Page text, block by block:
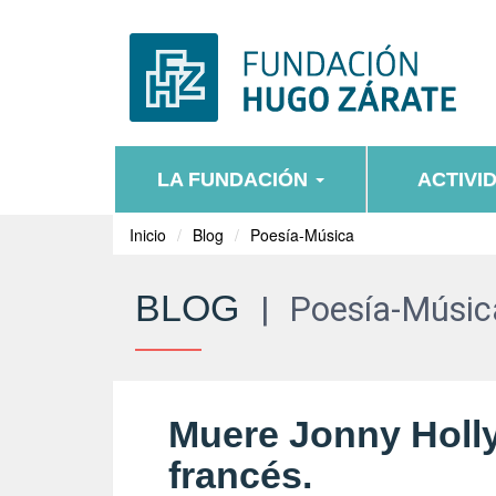
LA FUNDACIÓN
Inicio Blog Poesía-Música
BLOG | Poesía-
Muere Jonny
francés.